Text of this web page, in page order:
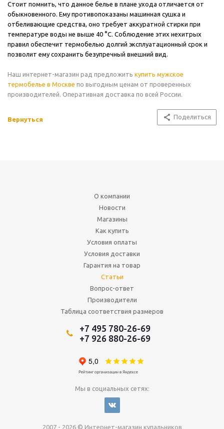
Стоит помнить, что данное белье в плане ухода отличается от
обыкновенного. Ему противопоказаны машинная сушка и
отбеливающие средства, оно требует аккуратной стирки при
температуре воды не выше 40 °С. Соблюдение этих нехитрых
правил обеспечит термобелью долгий эксплуатационный срок и
позволит ему сохранить безупречный внешний вид.
Наш интернет-магазин рад предложить купить мужское
термобелье в Москве по выгодным ценам от проверенных
производителей. Оперативная доставка по всей России.
Вернуться Поделиться
О компании
Новости
Магазины
Как купить
Условия оплаты
Условия доставки
Гарантия на товар
Статьи
Вопрос-ответ
Производители
Таблица соответствия размеров
+7 495 780-26-69
+7 926 880-26-69
Мы в социальных сетях:
2007 - 2026 © Интернет-магазин купальников